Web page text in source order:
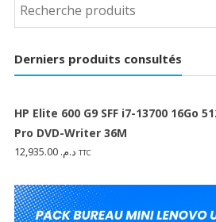
Derniers produits consultés
HP Elite 600 G9 SFF i7-13700 16Go
Pro DVD-Writer 36M
د.م. 12,935.00 TTC